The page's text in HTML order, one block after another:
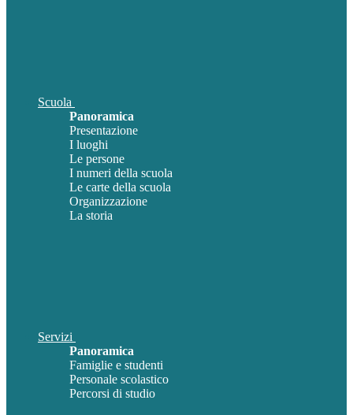
Scuola
Panoramica
Presentazione
I luoghi
Le persone
I numeri della scuola
Le carte della scuola
Organizzazione
La storia
Servizi
Panoramica
Famiglie e studenti
Personale scolastico
Percorsi di studio